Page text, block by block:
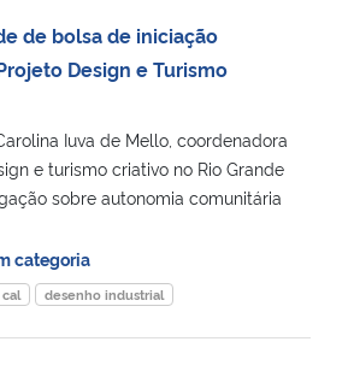
e dos Direitos Humanos
de bolsa de iniciação
Design e Turismo
Iuva de Mello, coordenadora
e turismo criativo no Rio Grande
sobre autonomia comunitária
categoria
cal desenho industrial